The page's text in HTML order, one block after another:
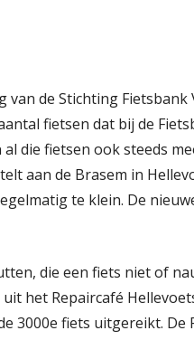
de Stichting Fietsbank
fietsen dat bij de
die fietsen ook steeds
aan de Brasem in
te klein. De
die een fiets niet of
het Repaircafé
3000e fiets uitgereikt. De